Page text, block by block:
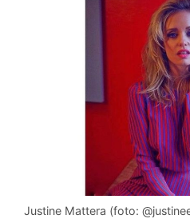
Justine Mattera (foto: